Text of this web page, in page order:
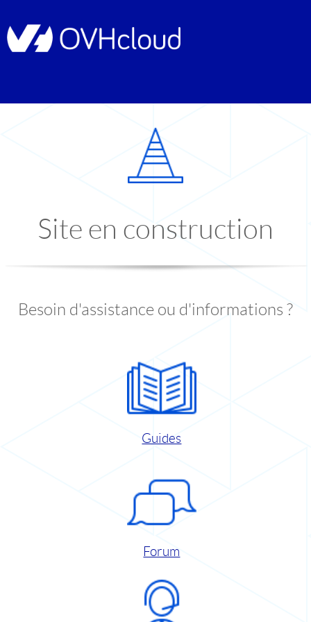
Site en construction
Besoin d'assistance ou d'informations ?
Guides
Forum